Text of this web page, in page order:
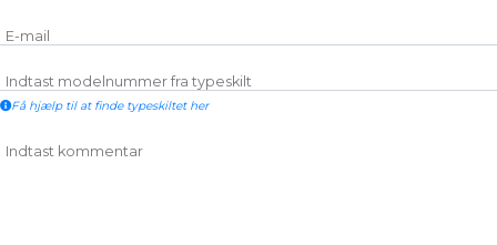
E-mail
Indtast modelnummer fra typeskilt
Få hjælp til at finde typeskiltet her
Indtast kommentar